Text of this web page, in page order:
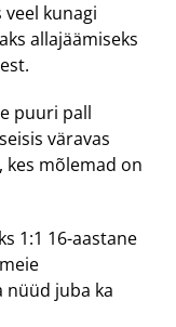
kunagi
allajäämiseks
puuri pall
väravas
kes mõlemad on
1:1 16-aastane
nüüd juba ka